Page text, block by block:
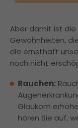
Aber damit ist
Gewohnheiten,
die ernsthaft
noch nicht
Rauchen:
Glaukom
hören Sie auf,